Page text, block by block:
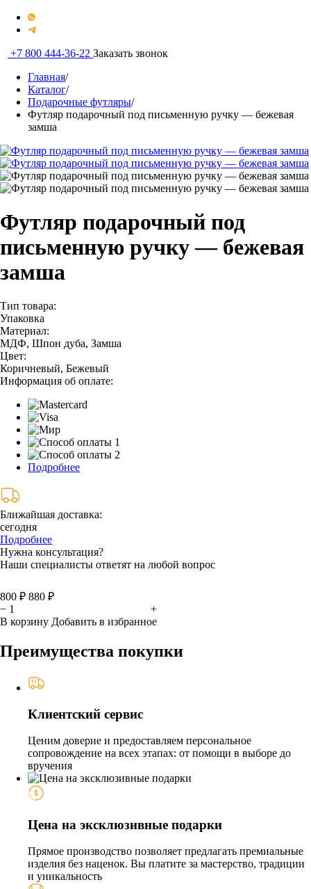
+7 800 444-36-22 Заказать звонок
Главная/
Каталог/
Подарочные футляры/
Футляр подарочный под письменную ручку — бежевая
замша
Футляр подарочный под
письменную ручку — бежевая
замша
Тип товара:
Упаковка
Материал:
МДФ, Шпон дуба, Замша
Цвет:
Коричневый, Бежевый
Информация об оплате:
Подробнее
Ближайшая доставка:
сегодня
Подробнее
Нужна консультация?
Наши специалисты ответят на любой вопрос
800 ₽ 880 ₽
−
+
В корзину Добавить в избранное
Преимущества покупки
Клиентский сервис
Ценим доверие и предоставляем персональное
сопровождение на всех этапах: от помощи в выборе до
вручения
Цена на эксклюзивные подарки
Прямое производство позволяет предлагать премиальные
изделия без наценок. Вы платите за мастерство, традиции
и уникальность